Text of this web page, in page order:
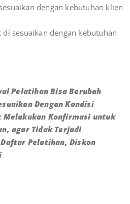
dengan kebutuhan klien
di sesuaikan dengan kebutuhan
Pelatihan Bisa Berubah
Dengan Kondisi
Melakukan Konfirmasi untuk
agar Tidak Terjadi
Pelatihan, Diskon